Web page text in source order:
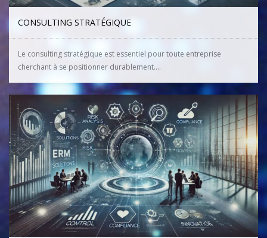
CONSULTING STRATÉGIQUE
Le consulting stratégique est essentiel pour toute entreprise
cherchant à se positionner durablement....